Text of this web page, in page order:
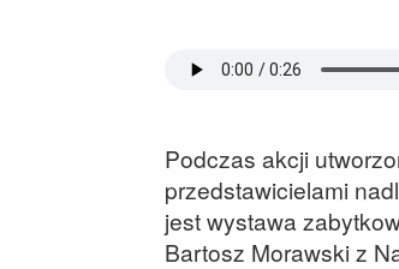
Podczas akcji
przedstawicielami
jest wystawa
Bartosz Morawski z